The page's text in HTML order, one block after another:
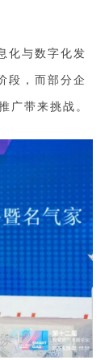
化与数字化发
段，而部分企
广带来挑战。